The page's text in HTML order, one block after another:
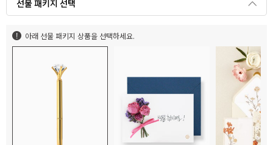
선물 패키지 선택
아래 선물 패키지 상품을 선택하세요.